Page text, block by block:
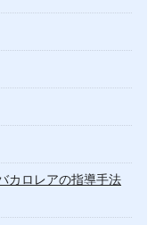
カロレアの指導手法